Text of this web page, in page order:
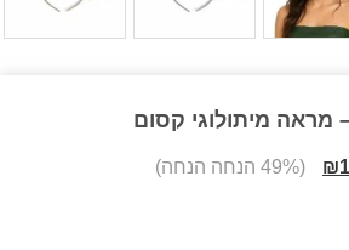
מיתולוגי קסום
₪ (49% הנחה הנחה)